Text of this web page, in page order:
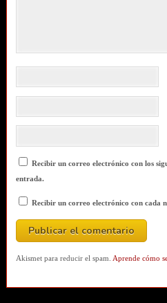
Recibir un correo electrónico con los
entrada.
Recibir un correo electrónico con cada
Akismet para reducir el spam. Aprende cómo